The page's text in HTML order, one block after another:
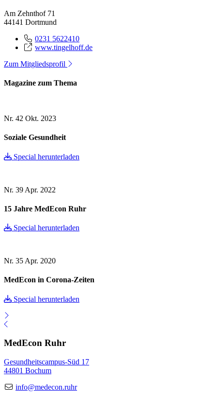
Am Zehnthof 71
44141 Dortmund
0231 5622410
www.tingelhoff.de
Zum Mitgliedsprofil
Magazine zum Thema
Nr. 42 Okt. 2023
Soziale Gesundheit
Special herunterladen
Nr. 39 Apr. 2022
15 Jahre MedEcon Ruhr
Special herunterladen
Nr. 35 Apr. 2020
MedEcon in Corona-Zeiten
Special herunterladen
MedEcon Ruhr
Gesundheitscampus-Süd 17
44801 Bochum
info@medecon.ruhr